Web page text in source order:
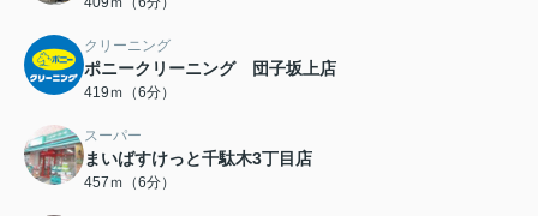
クリーニング
ポニークリーニング 団子坂上店
419ｍ（6分）
スーパー
まいばすけっと千駄木3丁目店
457ｍ（6分）